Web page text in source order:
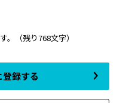
。 （残り768文字）
録する